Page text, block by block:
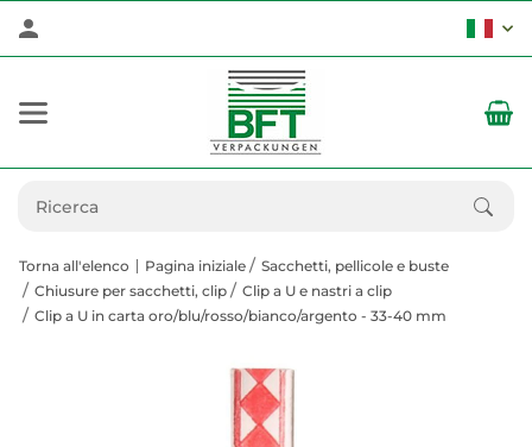
Torna all'elenco Pagina iniziale
Sacchetti, pellicole e buste
Chiusure per sacchetti, clip
Clip a U e nastri a clip
Clip a U in carta oro/blu/rosso/bianco/argento - 33-40 mm